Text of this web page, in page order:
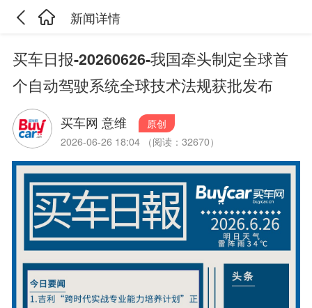
新闻详情
买车日报-20260626-我国牵头制定全球首
个自动驾驶系统全球技术法规获批发布
买车网 意维
原创
2026-06-26 18:04 （阅读：32670）